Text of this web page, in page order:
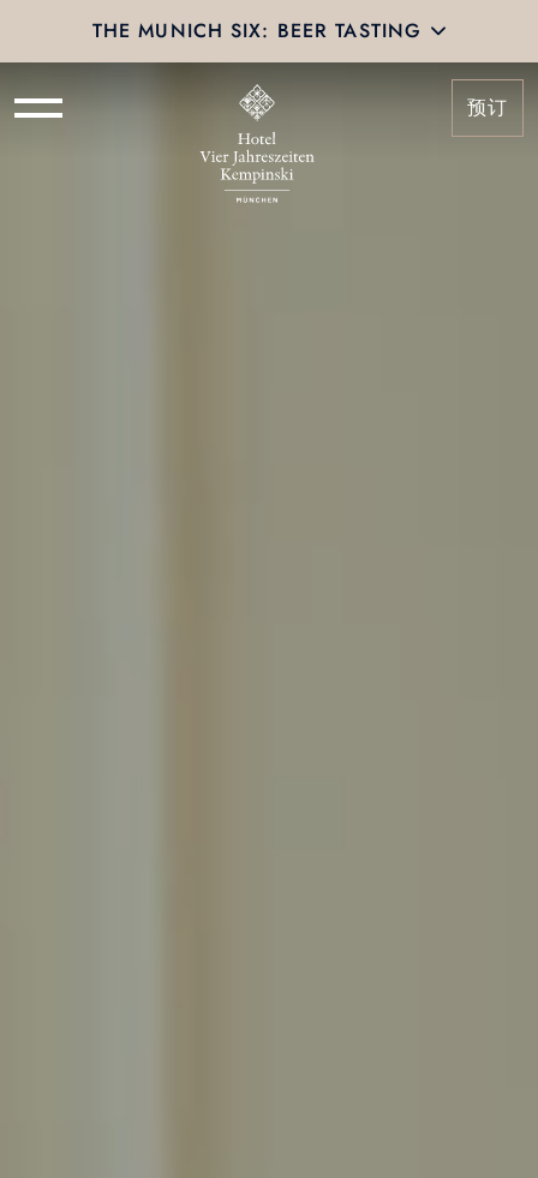
THE MUNICH SIX: BEER TASTING
预订